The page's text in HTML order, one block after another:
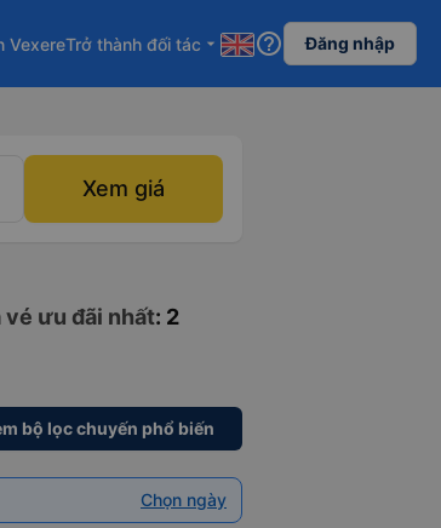
VexereTrở thành đối tác arrow_drop_down help_outline Đăng nhập
Xem giá
vé ưu đãi nhất: 2
bộ lọc chuyến phổ biến
Chọn ngày